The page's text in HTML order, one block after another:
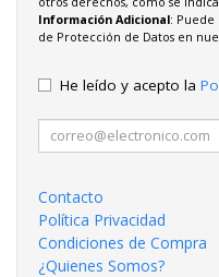
Información Adicional:
de Protección de Datos en
He leído y acepto la
Contacto
Política Privacidad
Condiciones de Compra
¿Quienes Somos?